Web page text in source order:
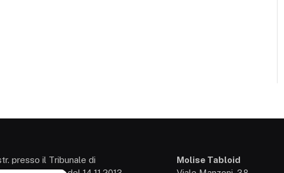
presso il Tribunale di
Molise Tabloid